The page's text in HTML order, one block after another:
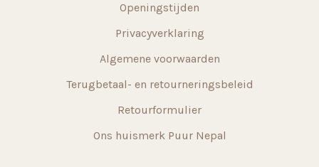
Openingstijden
Privacyverklaring
Algemene voorwaarden
Terugbetaal- en retourneringsbeleid
Retourformulier
Ons huismerk Puur Nepal